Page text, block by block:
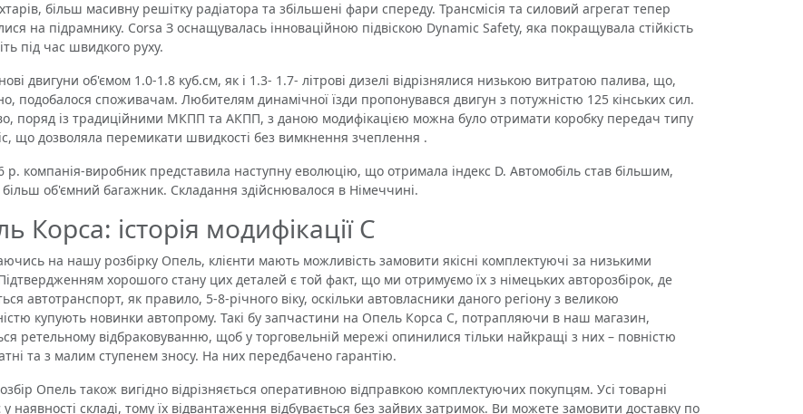
більш масивну решітку радіатора та збільшені фари спереду. Трансмісія та силовий агрегат тепер
на підрамнику. Corsa З оснащувалась інноваційною підвіскою Dynamic Safety, яка покращувала стійкість
під час швидкого руху.
двигуни об'ємом 1.0-1.8 куб.см, як і 1.3- 1.7- літрові дизелі відрізнялися низькою витратою палива, що,
подобалося споживачам. Любителям динамічної їзди пропонувався двигун з потужністю 125 кінських сил.
поряд із традиційними МКПП та АКПП, з даною модифікацією можна було отримати коробку передач типу
що дозволяла перемикати швидкості без вимкнення зчеплення .
компанія-виробник представила наступну еволюцію, що отримала індекс D. Автомобіль став більшим,
об'ємний багажник. Складання здійснювалося в Німеччині.
Корса: історія модифікації С
на нашу розбірку Опель, клієнти мають можливість замовити якісні комплектуючі за низькими
хорошого стану цих деталей є той факт, що ми отримуємо їх з німецьких авторозбірок, де
автотранспорт, як правило, 5-8-річного віку, оскільки автовласники даного регіону з великою
купують новинки автопрому. Такі бу запчастини на Опель Корса С, потрапляючи в наш магазин,
ретельному відбраковуванню, щоб у торговельній мережі опинилися тільки найкращі з них – повністю
та з малим ступенем зносу. На них передбачено гарантію.
Опель також вигідно відрізняється оперативною відправкою комплектуючих покупцям. Усі товарні
у ​​наявності складі, тому їх відвантаження відбувається без зайвих затримок. Ви можете замовити доставку по